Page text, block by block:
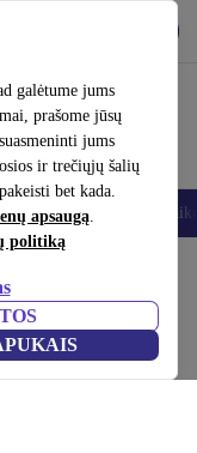
galėtume jums
prašome jūsų
jums
ir trečiųjų šalių
bet kada.
apsaugą.
politiką
Planšetės Išmanieji